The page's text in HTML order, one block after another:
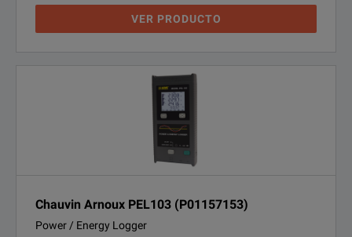
VER PRODUCTO
Chauvin Arnoux PEL103 (P01157153)
Power / Energy Logger